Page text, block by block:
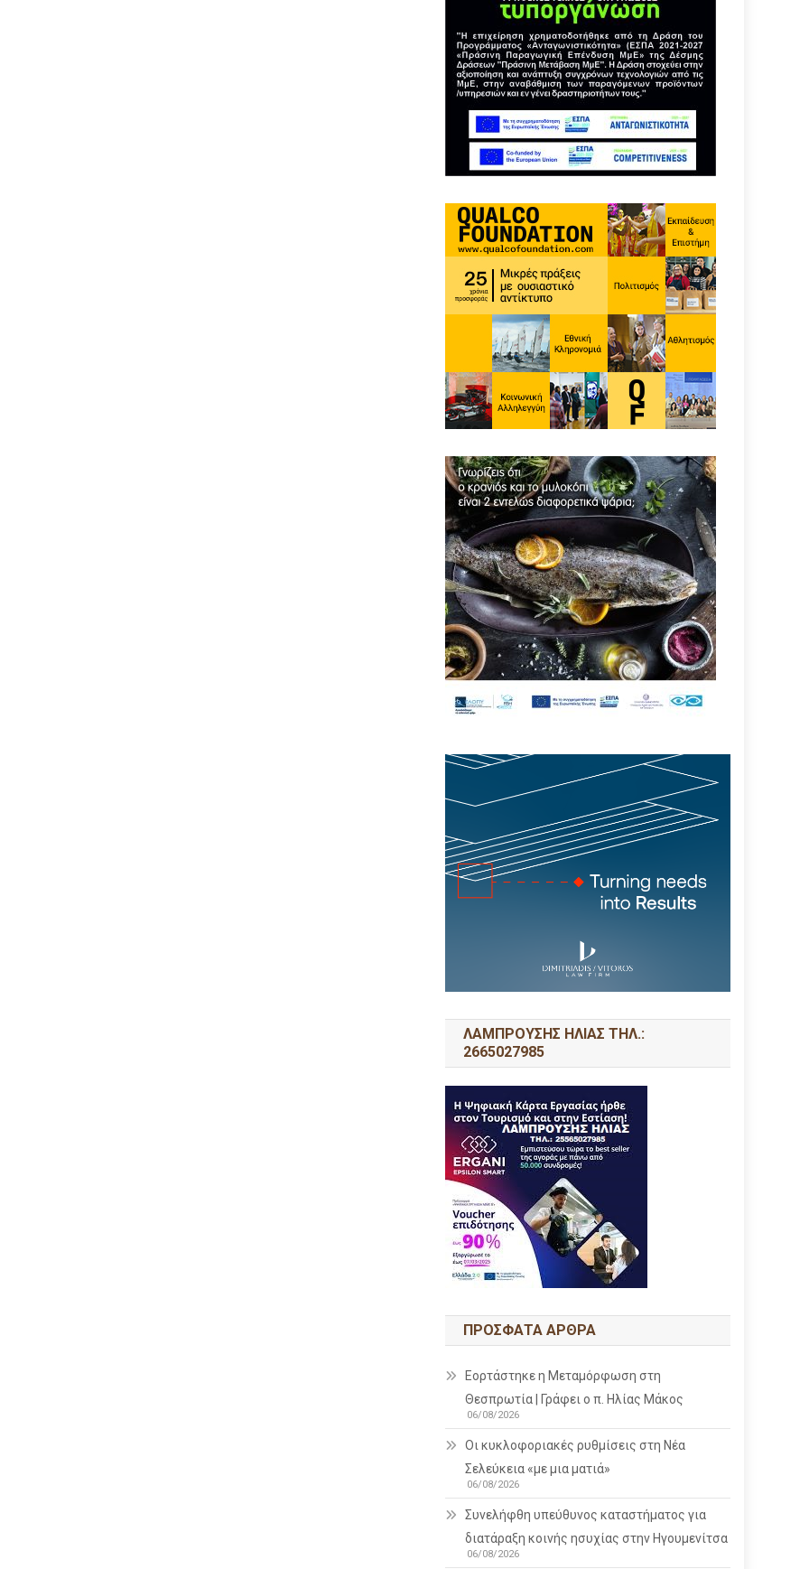
ΛΑΜΠΡΟΥΣΗΣ ΗΛΙΑΣ ΤΗΛ.:
2665027985
ΠΡΌΣΦΑΤΑ ΆΡΘΡΑ
Εορτάστηκε η Μεταμόρφωση στη
Θεσπρωτία | Γράφει ο π. Ηλίας Μάκος
06/08/2026
Οι κυκλοφοριακές ρυθμίσεις στη Νέα
Σελεύκεια «με μια ματιά»
06/08/2026
Συνελήφθη υπεύθυνος καταστήματος για
διατάραξη κοινής ησυχίας στην Ηγουμενίτσα
06/08/2026